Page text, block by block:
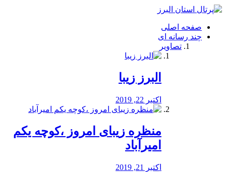
فصد
شرق
تهران
خشکشویی
صفحه اصلی
چند رسانه ای
تصاویر
البرز زیبا
اکتبر 22, 2019
منظره‌‌ زیبای امروز ،کوچه یکم
امیرآباد
اکتبر 21, 2019